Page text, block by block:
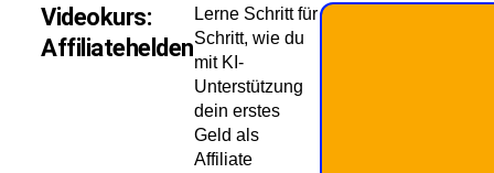
Videokurs:
Affiliatehelden
Lerne Schritt für
Schritt, wie du
mit KI-
Unterstützung
dein erstes
Geld als
Affiliate